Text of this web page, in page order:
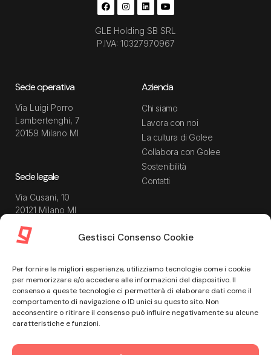
Gestisci Consenso Cookie
Per fornire le migliori esperienze, utilizziamo tecnologie come i cookie
per memorizzare e/o accedere alle informazioni del dispositivo. Il
consenso a queste tecnologie ci permetterà di elaborare dati come il
comportamento di navigazione o ID unici su questo sito. Non
acconsentire o ritirare il consenso può influire negativamente su alcune
caratteristiche e funzioni.
GLE Holding SB SRL
P.IVA: 10327970967
Sede operativa
Via Luigi Porro
Lambertenghi, 7
20159 Milano MI
Sede legale
Via Cusani, 10
20121 Milano MI
Azienda
Chi siamo
Lavora con noi
La cultura di Golee
Collabora con Golee
Sostenibilità
Contatti
Guide
Modulistica
Webinar
Centro assistenza
Privacy Policy
Data Processing Agreement
Termini e condizioni di
servizio
Informativa Privacy Recruiting